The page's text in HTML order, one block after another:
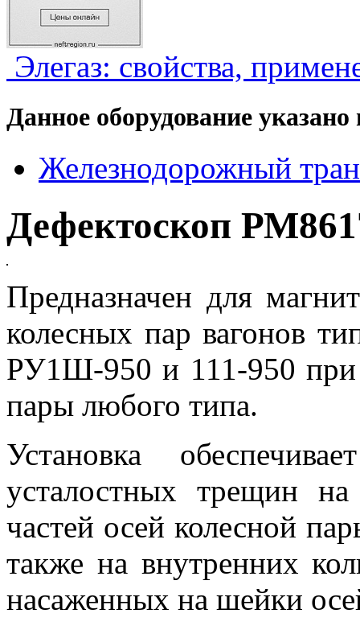
Элегаз: свойства,
Данное оборудование
Железнодорожный
Дефектоскоп
Предназначен для
колесных пар вагонов
РУ1Ш-950 и 111-950 при
пары любого типа.
Установка
усталостных трещин
частей осей колесной
также на внутренних
насаженных на шейки